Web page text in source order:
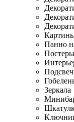
Панно
Постеры
Зеркала